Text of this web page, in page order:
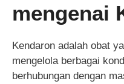
mengenai
Kendaron adalah obat
mengelola berbagai
berhubungan dengan